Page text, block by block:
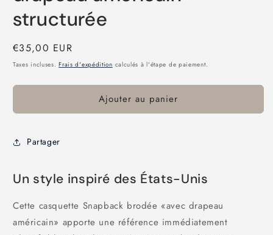
structurée
Prix
habituel
€35,00 EUR
Taxes incluses.Frais d'expédition calculés à l'étape de paiement.
Ajouter au panier
Partager
Un style inspiré des États-Unis
Cette casquette Snapback brodée «avec drapeau
américain» apporte une référence immédiatement